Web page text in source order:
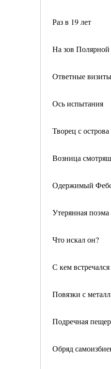
Раз в 19 лет
На зов Полярной
Ответные визиты
Ось испытания
Творец с
Возница
Одержимый
Утерянная поэма
Что искал он?
С кем
Повязки с
Подречная
Обряд